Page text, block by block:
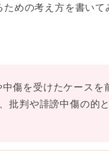
めの考え方を書いて
傷を受けたケースを
批判や誹謗中傷の的